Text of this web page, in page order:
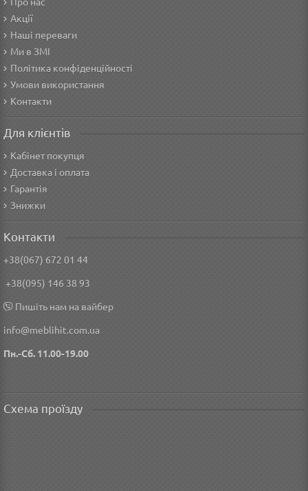
Акції
Наші переваги
Ми в ЗМІ
Політика конфіденційності
Умови використання
Контакти
Для клієнтів
Кабінет покупця
Доставка і оплата
Гарантія
Знижки
Контакти
+38(067) 672 01 44
+38(095) 146 38 93
Пишіть нам на вайбер
info@meblihit.com.ua
Пн.-Сб. 11.00-19.00
Схема проїзду